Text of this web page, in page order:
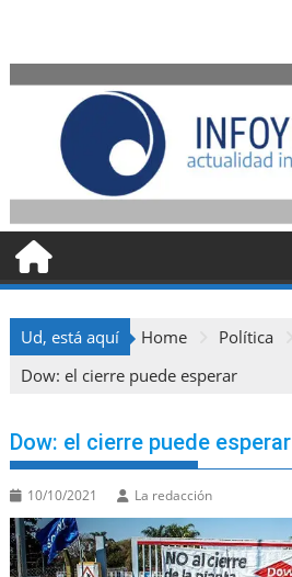
content
Ud, está aquí Home
Política
Dow: el cierre puede esperar
Dow: el cierre puede esperar
10/10/2021 La redacción